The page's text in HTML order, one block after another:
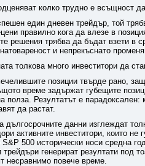
колко трудно е всъщност
един дневен трейдър, той
правилно кога да влезе в
решения трябва да бъдат взети в
и непрекъснато
толкова много инвеститори да
позиции твърде рано,
време задържат губещите
полза. Резултатът е
да растат.
дългосрочните данни изглеждат
активните инвеститори, които
S&P 500 исторически носи средна
трейдъри генерират резултати под
несравнимо повече време.